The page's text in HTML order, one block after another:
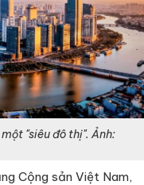
"siêu đô thị". Ảnh:
Cộng sản Việt Nam,